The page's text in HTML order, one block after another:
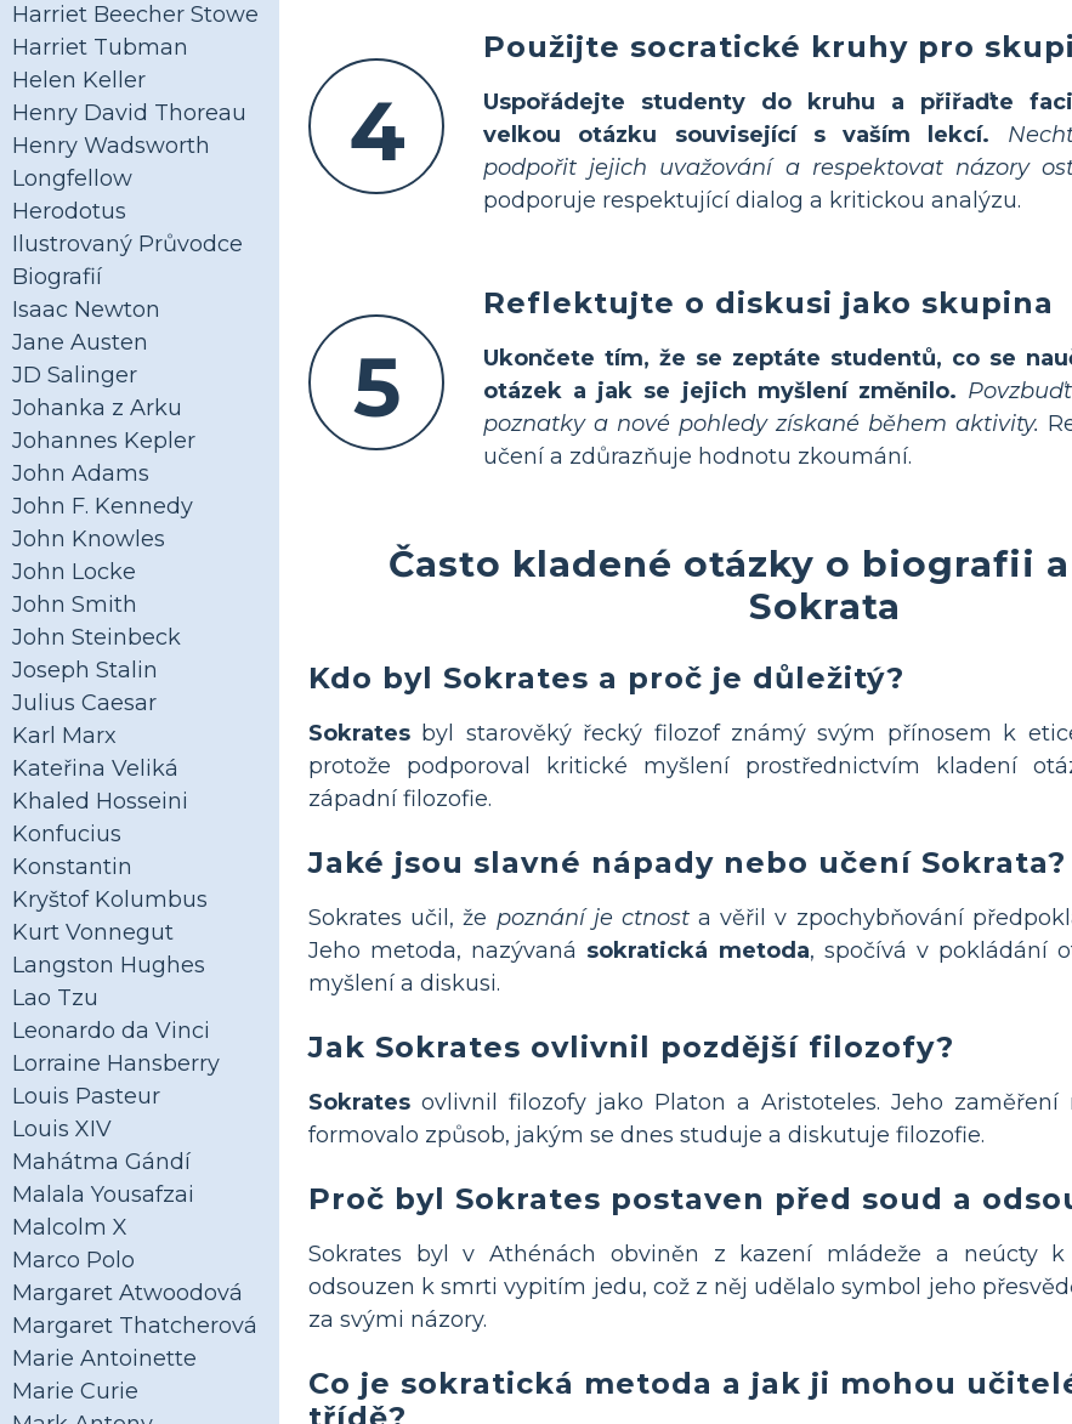
Harriet Beecher Stowe
Harriet Tubman
Helen Keller
Henry David Thoreau
Henry Wadsworth
Longfellow
Herodotus
Ilustrovaný Průvodce
Biografií
Isaac Newton
Jane Austen
JD Salinger
Johanka z Arku
Johannes Kepler
John Adams
John F. Kennedy
John Knowles
John Locke
John Smith
John Steinbeck
Joseph Stalin
Julius Caesar
Karl Marx
Kateřina Veliká
Khaled Hosseini
Konfucius
Konstantin
Kryštof Kolumbus
Kurt Vonnegut
Langston Hughes
Lao Tzu
Leonardo da Vinci
Lorraine Hansberry
Louis Pasteur
Louis XIV
Mahátma Gándí
Malala Yousafzai
Malcolm X
Marco Polo
Margaret Atwoodová
Margaret Thatcherová
Marie Antoinette
Marie Curie
4
Použijte socratické kruhy pro
Uspořádejte studenty do kruhu a přiřaďte
velkou otázku související s vaším lekcí.
podpořit jejich uvažování a respektovat názory
podporuje respektující dialog a kritickou analýzu.
5
Reflektujte o diskusi jako skupina
Ukončete tím, že se zeptáte studentů, co se
otázek a jak se jejich myšlení změnilo.
poznatky a nové pohledy získané během aktivity.
učení a zdůrazňuje hodnotu zkoumání.
Často kladené otázky o biografii
Sokrata
Kdo byl Sokrates a proč je důležitý?
Sokrates byl starověký řecký filozof známý svým přínosem k
protože podporoval kritické myšlení prostřednictvím kladení
západní filozofie.
Jaké jsou slavné nápady nebo učení Sokrata?
Sokrates učil, že poznání je ctnosta věřil v zpochybňování
Jeho metoda, nazývaná sokratická metoda, spočívá v pokládání
myšlení a diskusi.
Jak Sokrates ovlivnil pozdější filozofy?
Sokrates ovlivnil filozofy jako Platon a Aristoteles. Jeho
formovalo způsob, jakým se dnes studuje a diskutuje filozofie.
Proč byl Sokrates postaven před soud a
Sokrates byl v Athénách obviněn z kazení mládeže a neúcty k
odsouzen k smrti vypitím jedu, což z něj udělalo symbol jeho
za svými názory.
Co je sokratická metoda a jak ji mohou